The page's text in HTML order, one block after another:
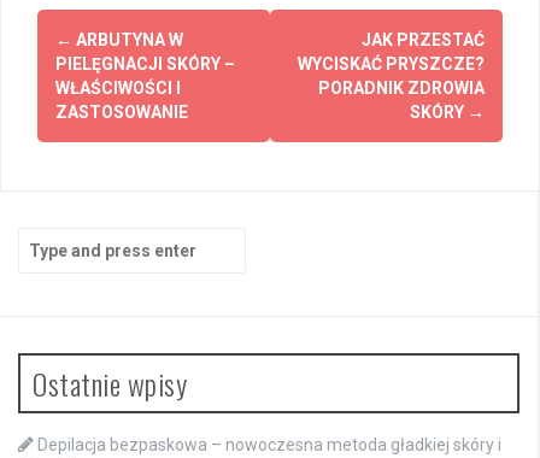
Post
navigation
← ARBUTYNA W
PIELĘGNACJI SKÓRY –
WŁAŚCIWOŚCI I
ZASTOSOWANIE
JAK PRZESTAĆ
WYCISKAĆ PRYSZCZE?
PORADNIK ZDROWIA
SKÓRY →
for:
Ostatnie wpisy
Depilacja bezpaskowa – nowoczesna metoda gładkiej skóry i